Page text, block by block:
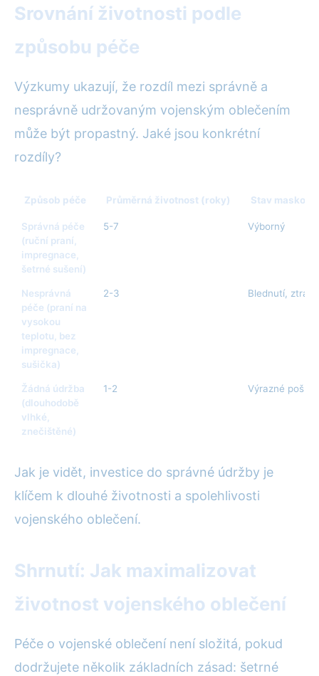
Srovnání životnosti podle
způsobu péče
Výzkumy ukazují, že rozdíl mezi správně a
nesprávně udržovaným vojenským oblečením
může být propastný. Jaké jsou konkrétní
rozdíly?
Způsob péče Průměrná životnost (roky) Stav
Správná péče
(ruční praní,
impregnace,
šetrné sušení)
5-7 Výborný
Nesprávná
péče (praní na
vysokou
teplotu, bez
impregnace,
sušička)
2-3 Blednutí,
Žádná údržba
(dlouhodobě
vlhké,
znečištěné)
1-2 Výrazné
Jak je vidět, investice do správné údržby je
klíčem k dlouhé životnosti a spolehlivosti
vojenského oblečení.
Shrnutí: Jak maximalizovat
životnost vojenského oblečení
Péče o vojenské oblečení není složitá, pokud
dodržujete několik základních zásad: šetrné